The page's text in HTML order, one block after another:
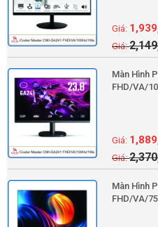
Màn Hình
FHD/VA/
Màn Hình
FHD/VA/